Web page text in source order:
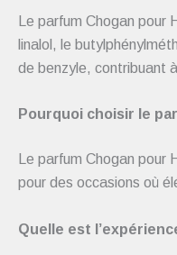
Le parfum Chogan
linalol, le
de benzyle, contribuant
Pourquoi choisir le
Le parfum Chogan pour
pour des occasions où
Quelle est